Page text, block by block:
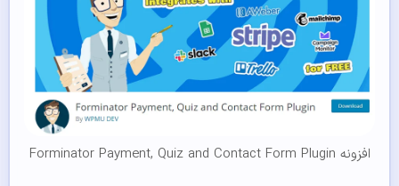
افزونه Forminator Payment, Quiz and Contact Form Plugin